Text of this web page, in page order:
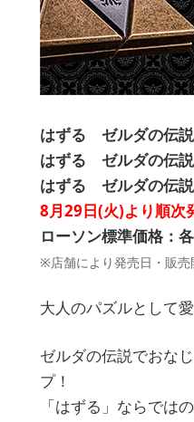
はずる ゼルダの伝
はずる ゼルダの伝
はずる ゼルダの伝
8月29日(火)より順次
ローソン標準価格：
※店舗により発売日・販売
大人のパズルとして
ゼルダの伝説でおな
プ！
「はずる」ならでは